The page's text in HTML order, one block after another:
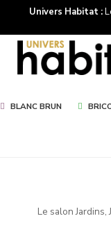
Univers Habitat :
BLANC BRUN
Le salon